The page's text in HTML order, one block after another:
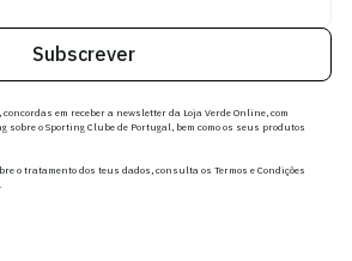
Subscrever
em receber a newsletter da Loja Verde Online, com
sobre o Sporting Clube de Portugal, bem como os seus produtos
o tratamento dos teus dados, consulta os Termos e Condições